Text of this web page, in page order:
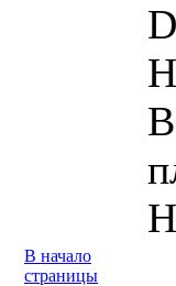
В начало
страницы